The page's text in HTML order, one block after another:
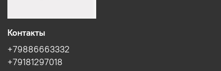
Контакты
+79886663332
+79181297018